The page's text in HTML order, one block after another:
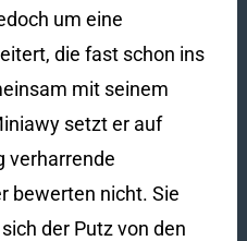
um eine
die fast schon ins
mit seinem
setzt er auf
verharrende
bewerten nicht. Sie
der Putz von den